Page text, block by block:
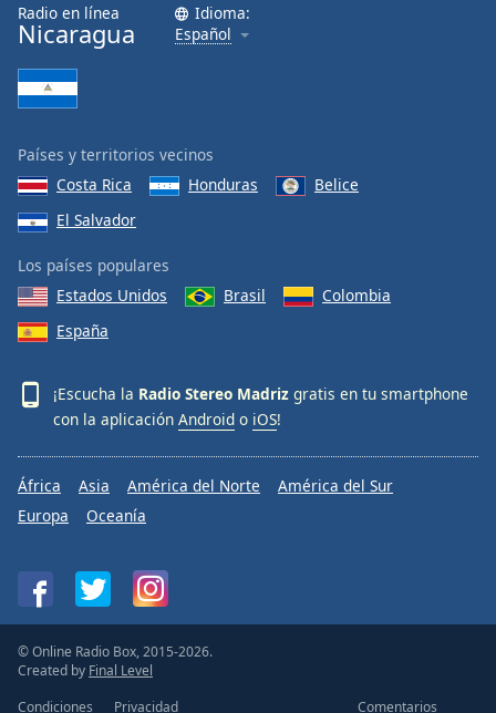
Radio en línea
Nicaragua
Idioma:
Español
Países y territorios vecinos
Costa Rica
Honduras
Belice
El Salvador
Los países populares
Estados Unidos
Brasil
Colombia
España
¡Escucha la Radio Stereo Madriz gratis en tu smartphone
con la aplicación Android o iOS!
África Asia América del Norte
América del Sur
Europa
Oceanía
© Online Radio Box, 2015-2026.
Created by Final Level
Condiciones
Privacidad Comentarios